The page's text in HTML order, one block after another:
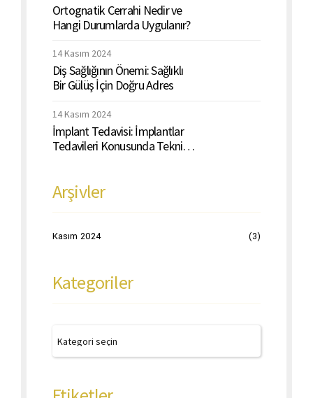
Ortognatik Cerrahi Nedir ve
Hangi Durumlarda Uygulanır?
14 Kasım 2024
Diş Sağlığının Önemi: Sağlıklı
Bir Gülüş İçin Doğru Adres
14 Kasım 2024
İmplant Tedavisi: İmplantlar
Tedavileri Konusunda Teknik
Arşivler
Kasım 2024 (3)
Kategoriler